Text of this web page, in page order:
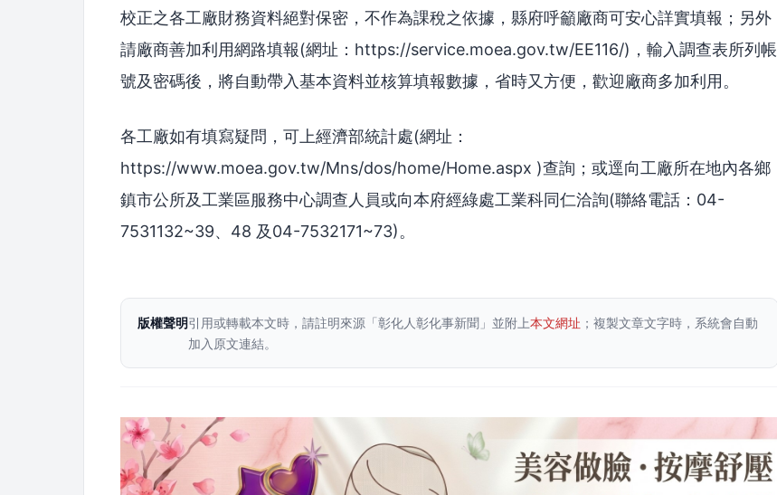
校正之各工廠財務資料絕對保密，不作為課稅之依據，縣府呼籲廠商可安心詳實填報；另外
請廠商善加利用網路填報(網址：https://service.moea.gov.tw/EE116/)，輸入調查表所列帳
號及密碼後，將自動帶入基本資料並核算填報數據，省時又方便，歡迎廠商多加利用。
各工廠如有填寫疑問，可上經濟部統計處(網址：
https://www.moea.gov.tw/Mns/dos/home/Home.aspx )查詢；或逕向工廠所在地內各鄉
鎮市公所及工業區服務中心調查人員或向本府經綠處工業科同仁洽詢(聯絡電話：04-
7531132~39、48 及04-7532171~73)。
版權聲明引用或轉載本文時，請註明來源「彰化人彰化事新聞」並附上本文網址 ；複製文章文字時，系統會自動
加入原文連結。